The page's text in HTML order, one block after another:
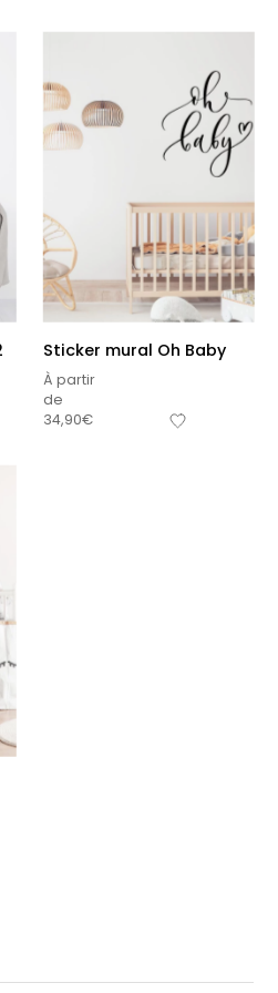
Sticker mural Oh Baby
À partir
de
34,90€